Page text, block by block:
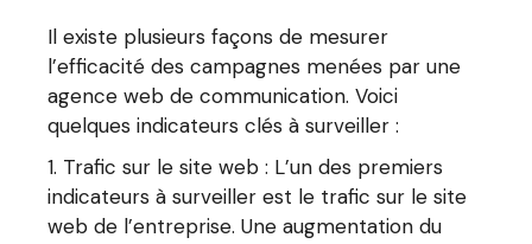
Il existe plusieurs façons de mesurer
l’efficacité des campagnes menées par une
agence web de communication. Voici
quelques indicateurs clés à surveiller :
Trafic sur le site web : L’un des premiers
indicateurs à surveiller est le trafic sur le site
web de l’entreprise. Une augmentation du